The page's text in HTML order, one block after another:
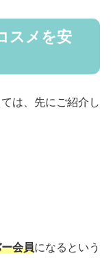
スメを安
は、先にご紹介し
会員になるという